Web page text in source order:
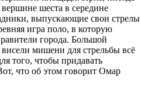
шеста в середине
выпускающие свои стрелы
игра поло, в которую
города. Большой
мишени для стрельбы всё
того, чтобы придавать
что об этом говорит Омар